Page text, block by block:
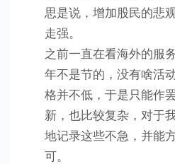
思是说，增加股民的悲
走强。
之前一直在看海外的服
年不是节的，没有啥活
格并不低，于是只能作
新，也比较复杂，对于
地记录这些不急，并能
可。